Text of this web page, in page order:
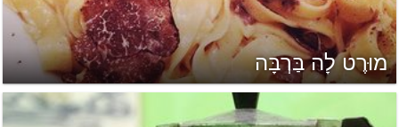
מוּרֶט לָה בַּרְבָּה